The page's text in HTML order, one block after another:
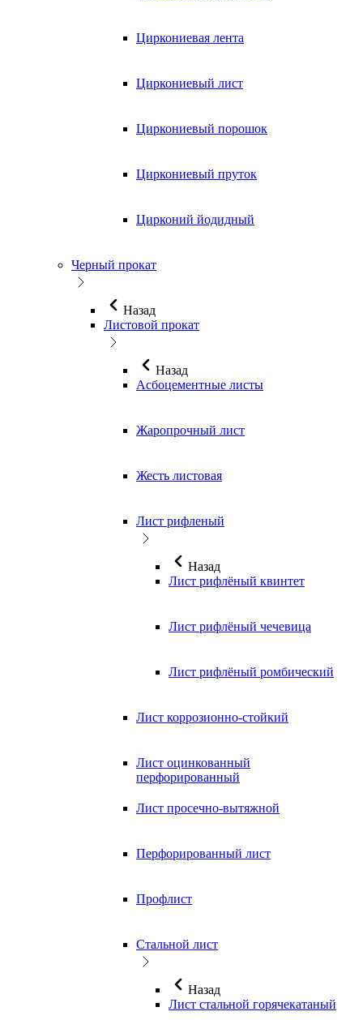
Циркониевая лента
Циркониевый лист
Циркониевый порошок
Циркониевый пруток
Цирконий йодидный
Черный прокат
Назад
Листовой прокат
Назад
Асбоцементные листы
Жаропрочный лист
Жесть листовая
Лист рифленый
Назад
Лист рифлёный квинтет
Лист рифлёный чечевица
Лист рифлёный ромбический
Лист коррозионно-стойкий
Лист оцинкованный
перфорированный
Лист просечно-вытяжной
Перфорированный лист
Профлист
Стальной лист
Назад
Лист стальной горячекатаный